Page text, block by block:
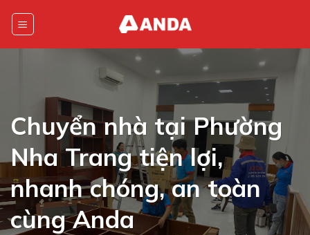
Chuyển nhà tại Phường
Nha Trang tiện lợi,
nhanh chóng, an toàn
cùng Anda